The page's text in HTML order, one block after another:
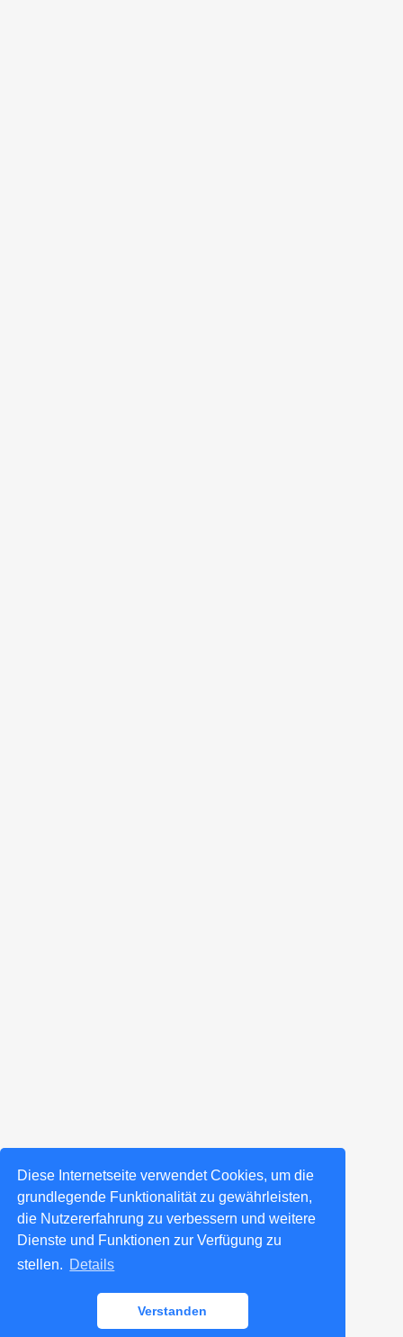
Diese Internetseite verwendet Cookies, um die
grundlegende Funktionalität zu gewährleisten,
die Nutzererfahrung zu verbessern und weitere
Dienste und Funktionen zur Verfügung zu
stellen. Details
Verstanden